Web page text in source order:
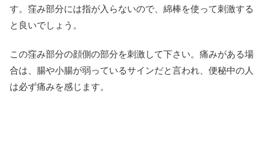
す。窪み部分には指が入らないので、綿棒を使って刺激する
と良いでしょう。
この窪み部分の顔側の部分を刺激して下さい。痛みがある場
合は、腸や小腸が弱っているサインだと言われ、便秘中の人
は必ず痛みを感じます。